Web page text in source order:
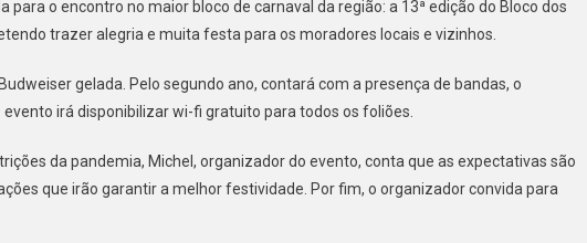
o encontro no maior bloco de carnaval da região: a 13ª edição do Bloco dos
trazer alegria e muita festa para os moradores locais e vizinhos.
gelada. Pelo segundo ano, contará com a presença de bandas, o
irá disponibilizar wi-fi gratuito para todos os foliões.
da pandemia, Michel, organizador do evento, conta que as expectativas são
que irão garantir a melhor festividade. Por fim, o organizador convida para